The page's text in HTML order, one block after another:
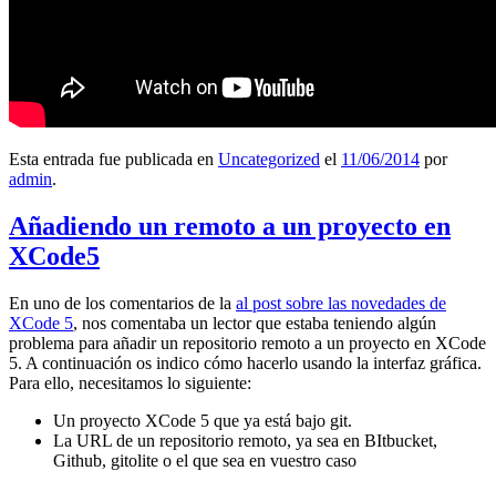
Esta entrada fue publicada en Uncategorized el 11/06/2014 por
admin.
Añadiendo un remoto a un proyecto en
XCode5
En uno de los comentarios de la al post sobre las novedades de
XCode 5, nos comentaba un lector que estaba teniendo algún
problema para añadir un repositorio remoto a un proyecto en XCode
5. A continuación os indico cómo hacerlo usando la interfaz gráfica.
Para ello, necesitamos lo siguiente:
Un proyecto XCode 5 que ya está bajo git.
La URL de un repositorio remoto, ya sea en BItbucket,
Github, gitolite o el que sea en vuestro caso